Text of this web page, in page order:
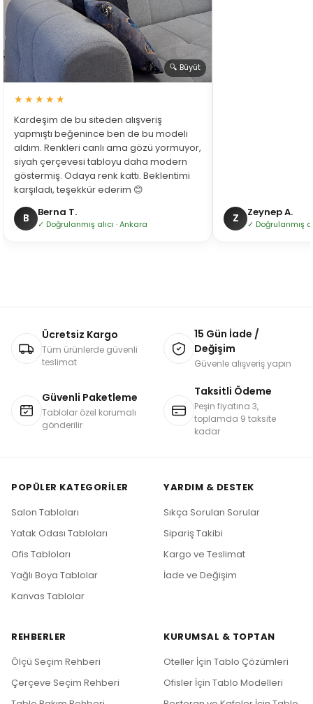
🔍 Büyüt
★★★★★
Kardeşim de bu siteden alışveriş
yapmıştı beğenince ben de bu modeli
aldım. Renkleri canlı ama gözü yormuyor,
siyah çerçevesi tabloyu daha modern
göstermiş. Odaya renk kattı. Beklentimi
karşıladı, teşekkür ederim 😊
B Berna T.
✓ Doğrulanmış alıcı · Ankara Z Zeynep A.
✓ Doğrulanmış
Ücretsiz Kargo
Tüm ürünlerde güvenli
teslimat
15 Gün İade /
Değişim
Güvenle alışveriş yapın
Güvenli Paketleme
Tablolar özel korumalı
gönderilir
Taksitli Ödeme
Peşin fiyatına 3,
toplamda 9 taksite
kadar
POPÜLER KATEGORILER
Salon Tabloları
Yatak Odası Tabloları
Ofis Tabloları
Yağlı Boya Tablolar
Kanvas Tablolar
YARDIM & DESTEK
Sıkça Sorulan Sorular
Sipariş Takibi
Kargo ve Teslimat
İade ve Değişim
REHBERLER
Ölçü Seçim Rehberi
Çerçeve Seçim Rehberi
KURUMSAL & TOPTAN
Oteller İçin Tablo Çözümleri
Ofisler İçin Tablo Modelleri